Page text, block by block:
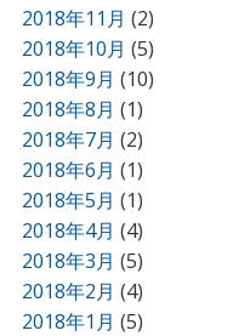
2018年11月 (2)
2018年10月 (5)
2018年9月 (10)
2018年8月 (1)
2018年7月 (2)
2018年6月 (1)
2018年5月 (1)
2018年4月 (4)
2018年3月 (5)
2018年2月 (4)
2018年1月 (5)